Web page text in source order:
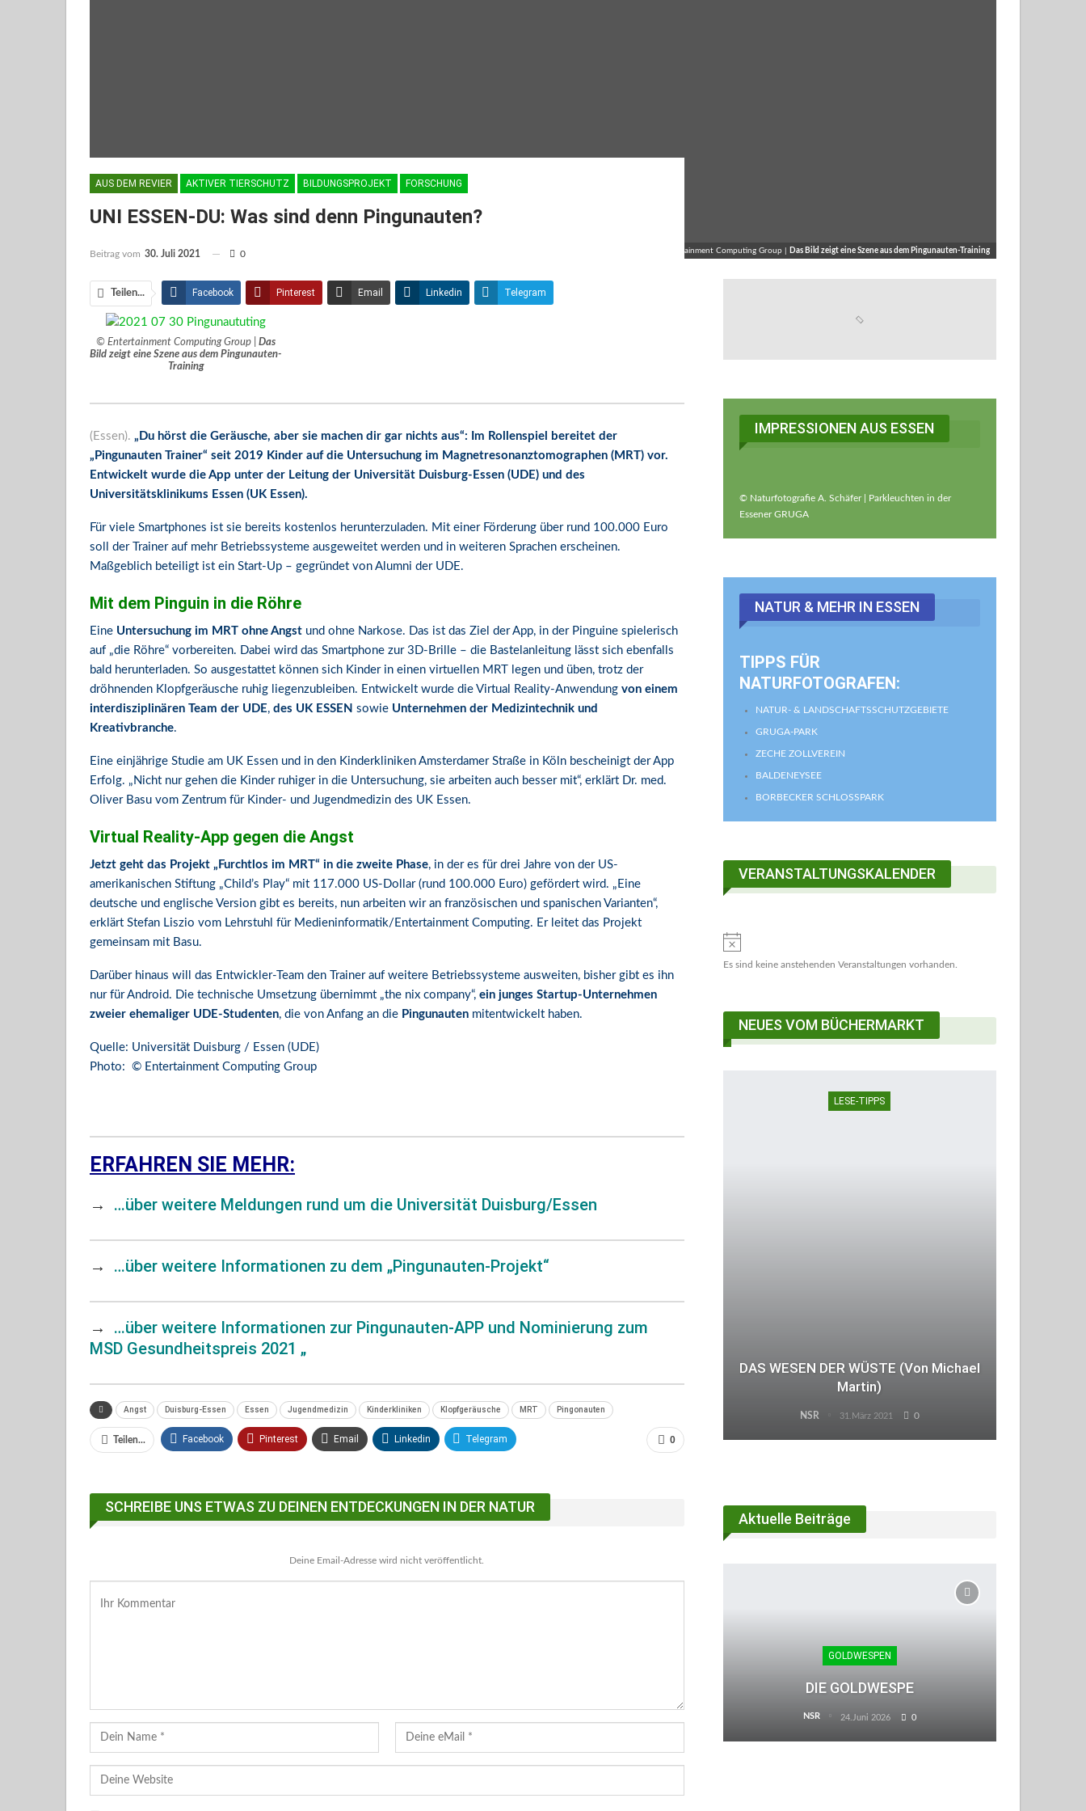
© Entertainment Computing Group | Das Bild zeigt eine Szene aus dem Pingunauten-Training
AUS DEM REVIER AKTIVER TIERSCHUTZ BILDUNGSPROJEKT FORSCHUNG
UNI ESSEN-DU: Was sind denn Pingunauten?
Beitrag vom 30. Juli 2021 0
Teilen... Facebook Pinterest Email Linkedin Telegram
Facebook Messenger
© Entertainment Computing Group |Das
Bild zeigt eine Szene aus dem Pingunauten-
Training
(Essen). „Du hörst die Geräusche, aber sie machen dir gar nichts aus“: Im Rollenspiel bereitet der
„Pingunauten Trainer“ seit 2019 Kinder auf die Untersuchung im Magnetresonanztomographen (MRT) vor.
Entwickelt wurde die App unter der Leitung der Universität Duisburg-Essen (UDE) und des
Universitätsklinikums Essen (UK Essen).
Für viele Smartphones ist sie bereits kostenlos herunterzuladen. Mit einer Förderung über rund 100.000 Euro
soll der Trainer auf mehr Betriebssysteme ausgeweitet werden und in weiteren Sprachen erscheinen.
Maßgeblich beteiligt ist ein Start-Up – gegründet von Alumni der UDE.
Mit dem Pinguin in die Röhre
Eine Untersuchung im MRT ohne Angst und ohne Narkose. Das ist das Ziel der App, in der Pinguine spielerisch
auf „die Röhre“ vorbereiten. Dabei wird das Smartphone zur 3D-Brille – die Bastelanleitung lässt sich ebenfalls
bald herunterladen. So ausgestattet können sich Kinder in einen virtuellen MRT legen und üben, trotz der
dröhnenden Klopfgeräusche ruhig liegenzubleiben. Entwickelt wurde die Virtual Reality-Anwendung von einem
interdisziplinären Team der UDE, des UK ESSEN sowie Unternehmen der Medizintechnik und
Kreativbranche.
Eine einjährige Studie am UK Essen und in den Kinderkliniken Amsterdamer Straße in Köln bescheinigt der App
Erfolg. „Nicht nur gehen die Kinder ruhiger in die Untersuchung, sie arbeiten auch besser mit“, erklärt Dr. med.
Oliver Basu vom Zentrum für Kinder- und Jugendmedizin des UK Essen.
Virtual Reality-App gegen die Angst
Jetzt geht das Projekt „Furchtlos im MRT“ in die zweite Phase, in der es für drei Jahre von der US-
amerikanischen Stiftung „Child’s Play“ mit 117.000 US-Dollar (rund 100.000 Euro) gefördert wird. „Eine
deutsche und englische Version gibt es bereits, nun arbeiten wir an französischen und spanischen Varianten“,
erklärt Stefan Liszio vom Lehrstuhl für Medieninformatik/Entertainment Computing. Er leitet das Projekt
gemeinsam mit Basu.
Darüber hinaus will das Entwickler-Team den Trainer auf weitere Betriebssysteme ausweiten, bisher gibt es ihn
nur für Android. Die technische Umsetzung übernimmt „the nix company“, ein junges Startup-Unternehmen
zweier ehemaliger UDE-Studenten, die von Anfang an die Pingunauten mitentwickelt haben.
Quelle: Universität Duisburg / Essen (UDE)
Photo: © Entertainment Computing Group
ERFAHREN SIE MEHR:
→ …über weitere Meldungen rund um die Universität Duisburg/Essen
→ …über weitere Informationen zu dem „Pingunauten-Projekt“
→ …über weitere Informationen zur Pingunauten-APP und Nominierung zum
MSD Gesundheitspreis 2021 „
Angst Duisburg-Essen Essen Jugendmedizin Kinderkliniken Klopfgeräusche MRT Pingonauten
0
Teilen... Facebook Pinterest Email Linkedin Telegram
SCHREIBE UNS ETWAS ZU DEINEN ENTDECKUNGEN IN DER NATUR
Deine Email-Adresse wird nicht veröffentlicht.
IMPRESSIONEN AUS ESSEN
© Naturfotografie A. Schäfer | Parkleuchten in der
Essener GRUGA
NATUR & MEHR IN ESSEN
TIPPS FÜR
NATURFOTOGRAFEN:
NATUR- & LANDSCHAFTSSCHUTZGEBIETE
GRUGA-PARK
ZECHE ZOLLVEREIN
BALDENEYSEE
BORBECKER SCHLOSSPARK
VERANSTALTUNGSKALENDER
Es sind keine anstehenden Veranstaltungen vorhanden.
NEUES VOM BÜCHERMARKT
LESE-TIPPS
DAS WESEN DER WÜSTE (von Michael
Martin)
NSR 31.März 2021 0
Aktuelle Beiträge
GOLDWESPEN
DIE GOLDWESPE
NSR 24.Juni 2026 0